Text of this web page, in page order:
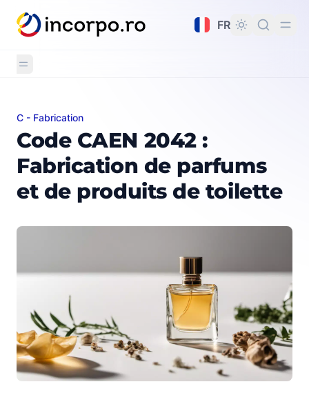
principal
FR
Code CAEN 2042 : Fabrication de parfums et de
C - Fabrication
Code CAEN 2042 :
Fabrication de parfums
et de produits de toilette